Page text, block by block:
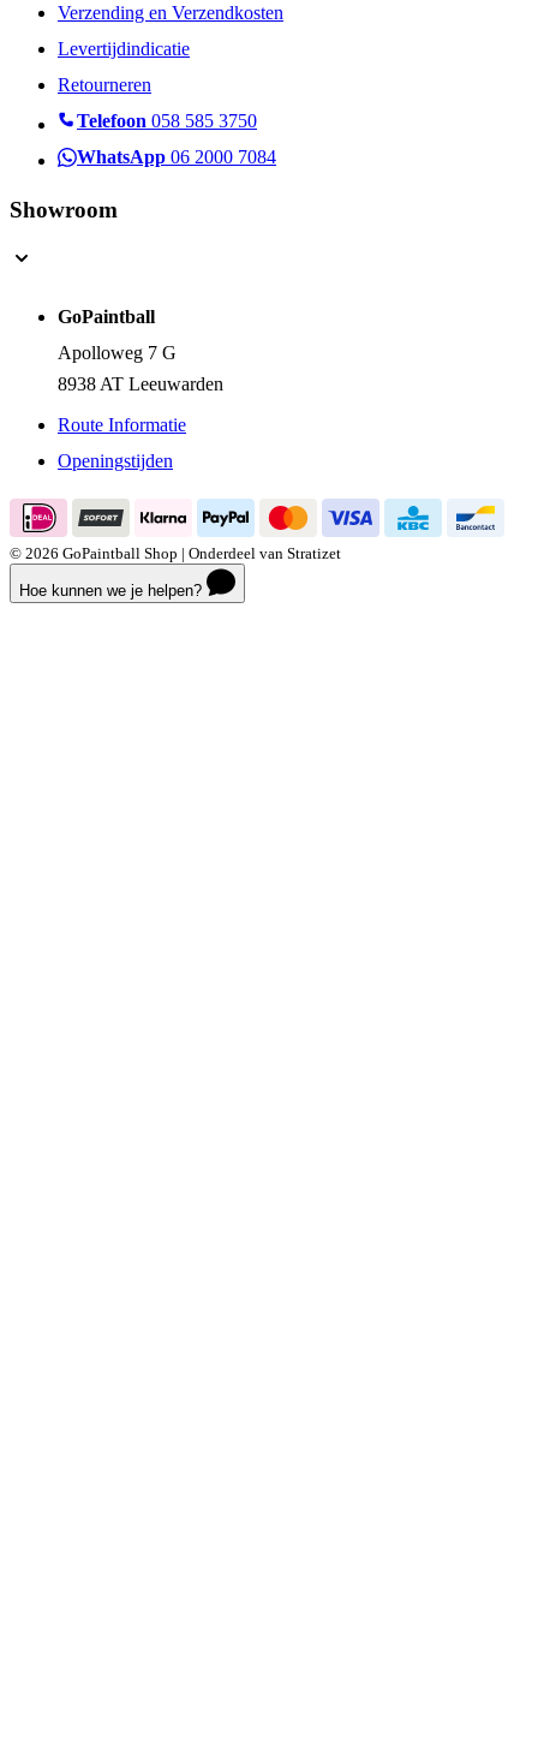
Verzending en Verzendkosten
Levertijdindicatie
Retourneren
Telefoon 058 585 3750
WhatsApp 06 2000 7084
Showroom
GoPaintball
Apolloweg 7 G
8938 AT Leeuwarden
Route Informatie
Openingstijden
© 2026 GoPaintball Shop | Onderdeel van Stratizet
Hoe kunnen we je helpen?